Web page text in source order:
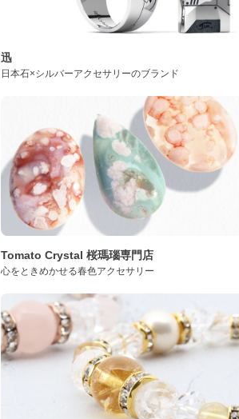
迅
日本石×シルバーアクセサリーのブランド
Tomato Crystal 桜瑪瑙専門店
心をときめかせる春色アクセサリー